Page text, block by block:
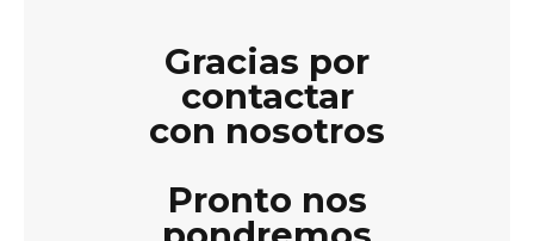
Gracias por
contactar
con nosotros
Pronto nos